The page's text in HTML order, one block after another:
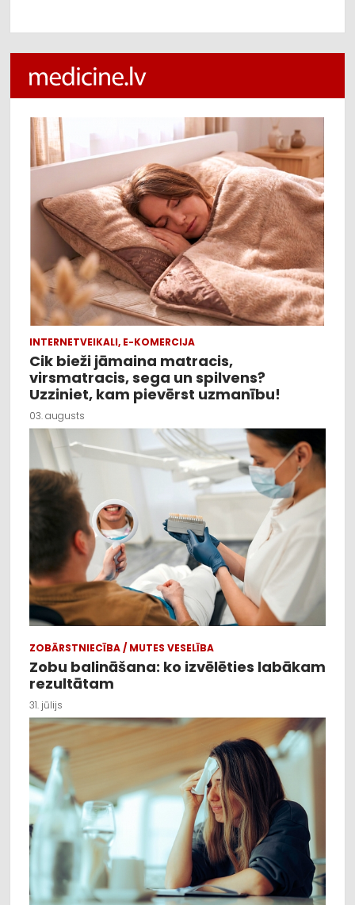
INTERNETVEIKALI, E-KOMERCIJA
Cik bieži jāmaina matracis,
virsmatracis, sega un spilvens?
Uzziniet, kam pievērst uzmanību!
03. augusts
ZOBĀRSTNIECĪBA / MUTES VESELĪBA
Zobu balināšana: ko izvēlēties labākam
rezultātam
31. jūlijs